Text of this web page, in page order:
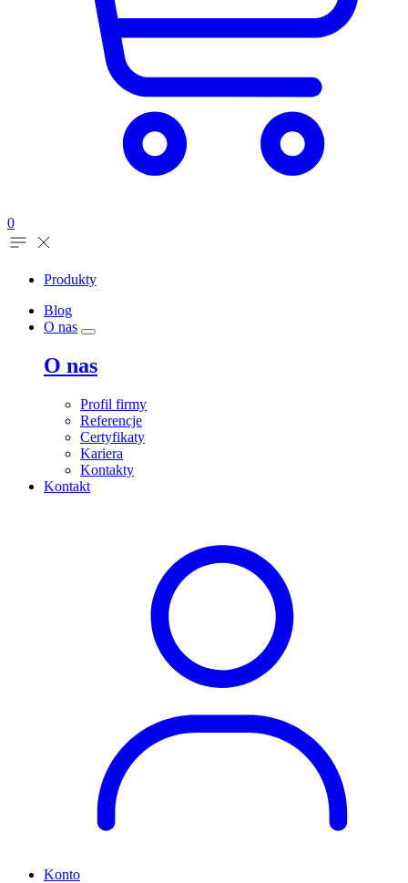
0
Produkty
Blog
O nas
O nas
Profil firmy
Referencje
Certyfikaty
Kariera
Kontakty
Kontakt
Konto